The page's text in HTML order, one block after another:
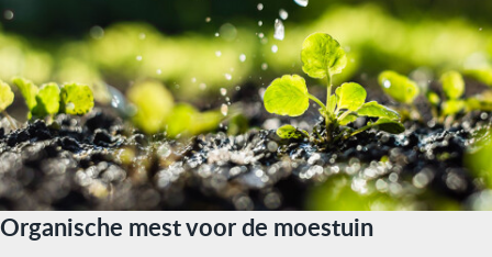
Organische mest voor de moestuin